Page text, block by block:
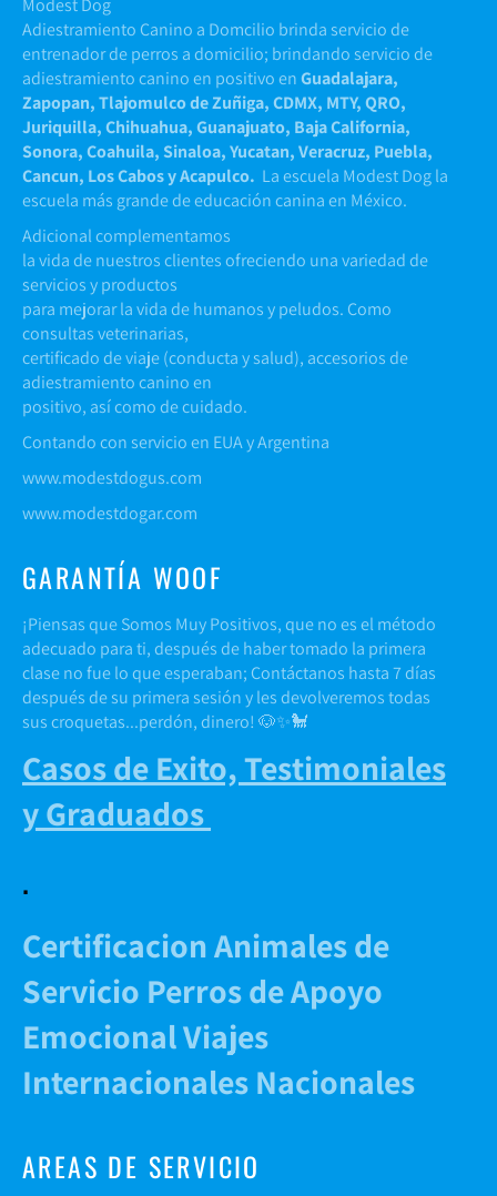
Adiestramiento Canino a Domcilio brinda servicio de
entrenador de perros a domicilio; brindando servicio de
adiestramiento canino en positivo enGuadalajara,
Zapopan, Tlajomulco de Zuñiga, CDMX, MTY, QRO,
Juriquilla, Chihuahua, Guanajuato, Baja California,
Sonora, Coahuila, Sinaloa, Yucatan, Veracruz, Puebla,
Cancun, Los Cabos y Acapulco. La escuela Modest Dog la
escuela más grande de educación canina en México.
Adicional complementamos
la vida de nuestros clientes ofreciendo una variedad de
servicios y productos
para mejorar la vida de humanos y peludos. Como
consultas veterinarias,
certificado de viaje (conducta y salud), accesorios de
adiestramiento canino en
positivo, así como de cuidado.
Contando con servicio en EUA y Argentina
www.modestdogus.com
www.modestdogar.com
GARANTÍA WOOF
¡Piensas que Somos Muy Positivos, que no es el método
adecuado para ti, después de haber tomado la primera
clase no fue lo que esperaban; Contáctanos hasta 7 días
después de su primera sesión y les devolveremos todas
sus croquetas...perdón, dinero! 🐶✨🐩
Casos de Exito, Testimoniales
y Graduados
.
Certificacion Animales de
Servicio Perros de Apoyo
Emocional Viajes
Internacionales Nacionales
AREAS DE SERVICIO